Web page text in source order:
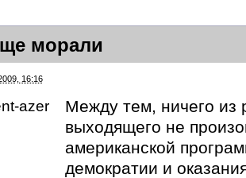
морали
16:16
Между тем, ничего из
выходящего не
американской
демократии и